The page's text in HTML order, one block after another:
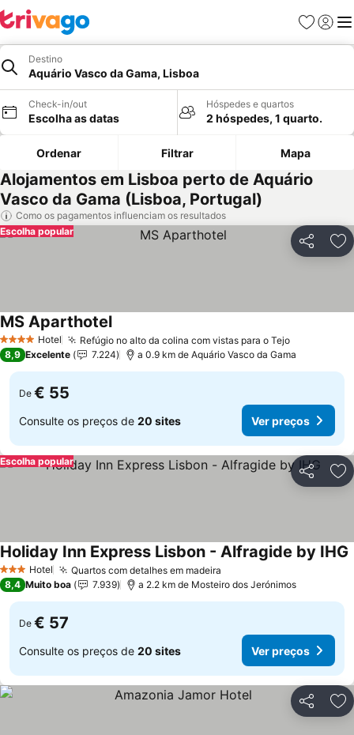
Favoritos
Iniciar
Destino
Aquário Vasco da Gama, Lisboa
Check-in/out
Escolha as datas
Hóspedes e quartos
2 hóspedes, 1 quarto.
Ordenar Filtrar Mapa
Alojamentos em Lisboa perto de Aquário
Vasco da Gama (Lisboa, Portugal)
Como os pagamentos influenciam os resultados
Partilhar
Escolha popular
4 EstrelasHotel Refúgio no alto da colina com vistas para o TejoVer preços
MS AparthotelVer preços
8,9 Excelente 7.224 a 0.9 km de Aquário Vasco da Gama
De € 55
Consulte os preços de 20 sites Ver preços
Partilhar
Escolha popular
3 EstrelasHotel Quartos com detalhes em madeira
Holiday Inn Express Lisbon - Alfragide by IHG
8,4 Muito boa 7.939 a 2.2 km de Mosteiro dos Jerónimos
De € 57
Consulte os preços de 20 sites Ver preços
Partilhar